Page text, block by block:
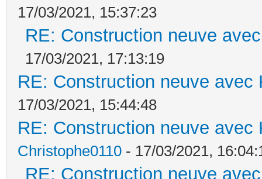
17/03/2021, 15:37:23
RE: Construction neuve
17/03/2021, 17:13:19
RE: Construction neuve avec
17/03/2021, 15:44:48
RE: Construction neuve avec
Christophe0110 - 17/03/2021,
RE: Construction neuve